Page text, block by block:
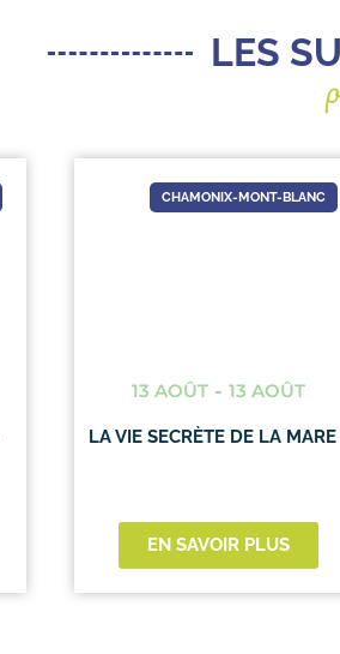
LES
CHAMONIX-MONT-BLANC
13 AOÛT - 13 AOÛT
LA VIE SECRÈTE DE LA MARE
EN SAVOIR PLUS